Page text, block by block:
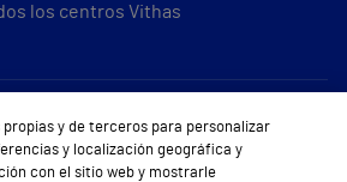
los centros Vithas
Sobre Vithas
Quiénes somos
y de terceros para personalizar
y localización geográfica y
con el sitio web y mostrarle